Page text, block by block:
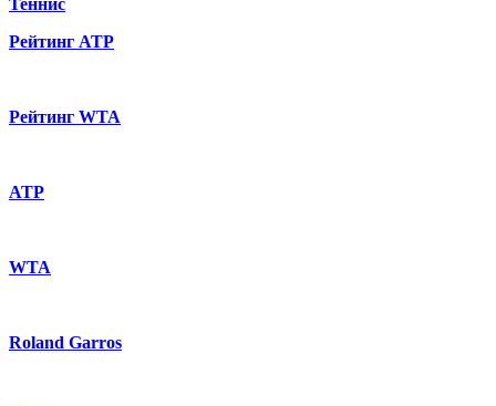
Теннис
Рейтинг ATP
Рейтинг WTA
ATP
WTA
Roland Garros